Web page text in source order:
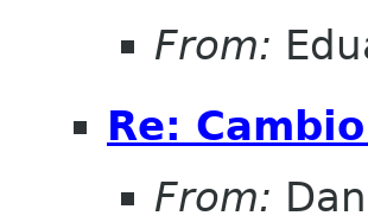
From:
Re:
From: